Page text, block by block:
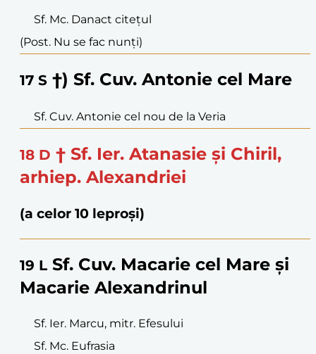
Sf. Mc. Danact citețul
(Post. Nu se fac nunți)
17 S †) Sf. Cuv. Antonie cel Mare
Sf. Cuv. Antonie cel nou de la Veria
18 D † Sf. Ier. Atanasie și Chiril,
arhiep. Alexandriei
(a celor 10 leproși)
19 L Sf. Cuv. Macarie cel Mare și
Macarie Alexandrinul
Sf. Ier. Marcu, mitr. Efesului
Sf. Mc. Eufrasia